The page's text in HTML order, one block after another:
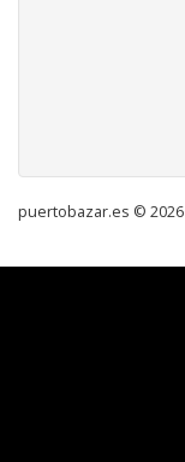
puertobazar.es © 2026